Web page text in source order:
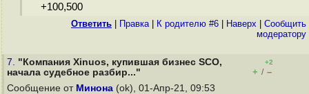
+100,500
Ответить Правка| К родителю #6 Наверх
Cообщить
модератору
7. "Компания Xinuos, купившая бизнес SCO,
начала судебное разбир..."
+2
+ / –
Сообщение от Минона (ok), 01-Апр-21, 09:53